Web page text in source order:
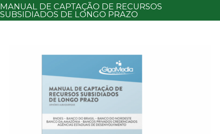
MANUAL DE CAPTAÇÃO DE RECURSOS
SUBSIDIADOS DE LONGO PRAZO